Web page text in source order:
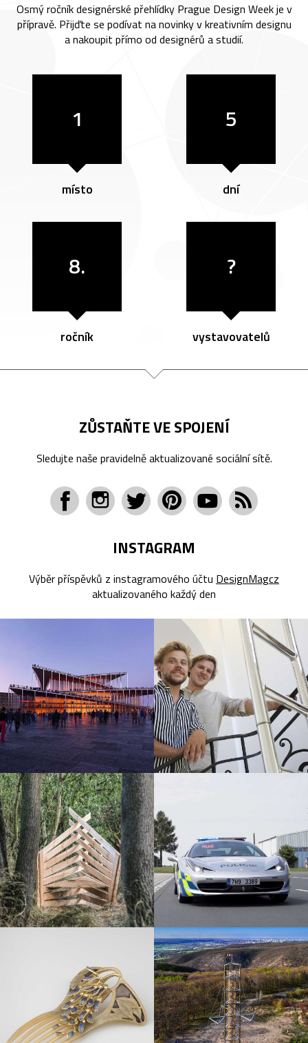
Osmý ročník designérské přehlídky Prague Design Week je v
přípravě. Přijďte se podívat na novinky v kreativním designu
a nakoupit přímo od designérů a studií.
1
místo
5
dní
8.
ročník
?
vystavovatelů
ZŮSTAŇTE VE SPOJENÍ
Sledujte naše pravidelně aktualizované sociální sítě.
INSTAGRAM
Výběr příspěvků z instagramového účtu DesignMagcz
aktualizovaného každý den